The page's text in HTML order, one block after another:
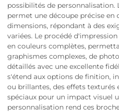
possibilités de
permet une découpe précise en
dimensions, répondant à des
variées. Le procédé
en couleurs complètes,
graphismes complexes, de
détaillés avec une excellente
s'étend aux options de finition,
ou brillantes, des effets texturés
spéciaux pour un impact visuel
personnalisation rend ces